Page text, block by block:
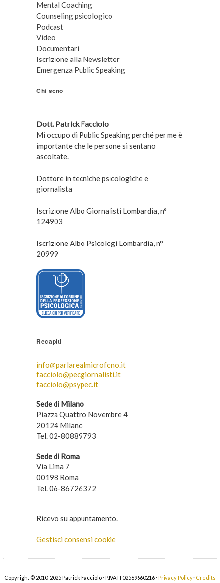
Mental Coaching
Counseling psicologico
Podcast
Video
Documentari
Iscrizione alla Newsletter
Emergenza Public Speaking
Chi sono
Dott. Patrick Facciolo
Mi occupo di Public Speaking perché per me è
importante che le persone si sentano
ascoltate.
Dottore in tecniche psicologiche e
giornalista
Iscrizione Albo Giornalisti Lombardia, n°
124903
Iscrizione Albo Psicologi Lombardia, n°
20999
Recapiti
info@parlarealmicrofono.it
facciolo@pecgiornalisti.it
facciolo@psypec.it
Sede di Milano
Piazza Quattro Novembre 4
20124 Milano
Tel. 02-80889793
Sede di Roma
Via Lima 7
00198 Roma
Tel. 06-86726372
Ricevo su appuntamento.
Gestisci consensi cookie
Copyright © 2010-2025 Patrick Facciolo · P.IVA IT02569660216 ·Privacy Policy· Credits